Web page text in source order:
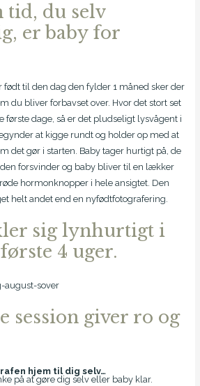
tid, du selv
er baby for
født til den dag den fylder 1 måned sker der
du bliver forbavset over. Hvor det stort set
første dage, så er det pludseligt lysvågent i
at kigge rundt og holder op med at
det gør i starten. Baby tager hurtigt på, de
forsvinder og baby bliver til en lækker
hormonknopper i hele ansigtet. Den
helt andet end en nyfødtfotografering.
sig lynhurtigt i
4 uger.
session giver ro og
hjem til dig selv…
på at gøre dig selv eller baby klar.